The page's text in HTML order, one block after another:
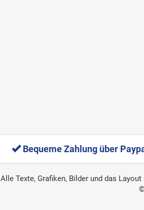
Bequeme Zahlung über
Alle Texte, Grafiken, Bilder und das